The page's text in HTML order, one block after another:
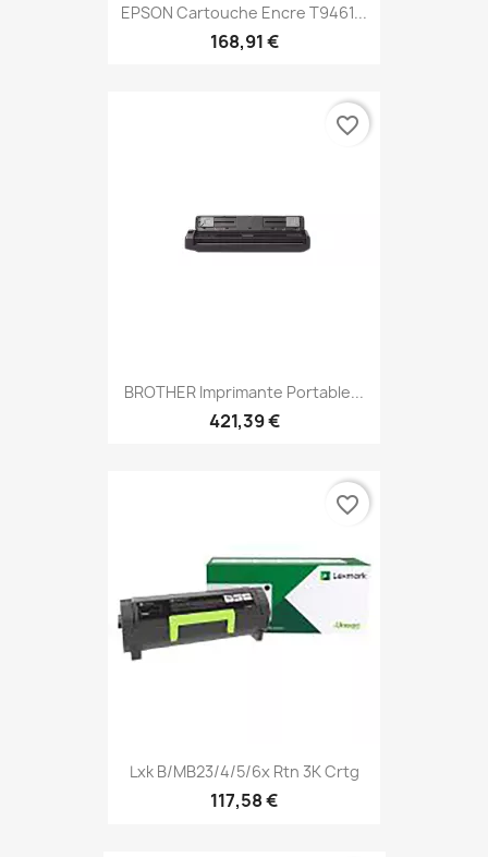
EPSON Cartouche Encre T9461...
168,91 €
BROTHER Imprimante Portable...
421,39 €
favorite_border
Lxk B/MB23/4/5/6x Rtn 3K Crtg
117,58 €
favorite_border